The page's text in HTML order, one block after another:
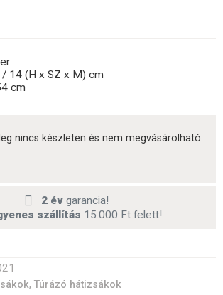
14 (H x SZ x M) cm
cm
nincs készleten és nem megvásárolható.
2 évgarancia!
szállítás 15.000 Ft felett!
, Túrázó hátizsákok